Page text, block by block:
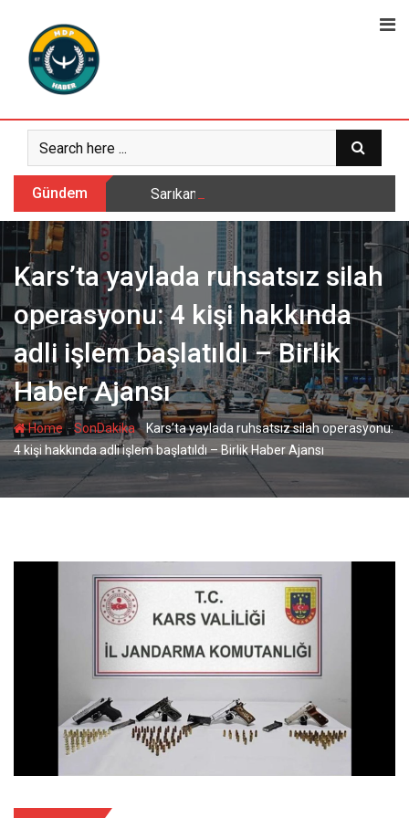
content
Gündem Sarıkamış’ta hanımlara yönelik
Kars’ta yaylada ruhsatsız silah
operasyonu: 4 kişi hakkında
adli işlem başlatıldı – Birlik
Haber Ajansı
Home-SonDakika- Kars’ta yaylada ruhsatsız silah operasyonu:
4 kişi hakkında adli işlem başlatıldı – Birlik Haber Ajansı